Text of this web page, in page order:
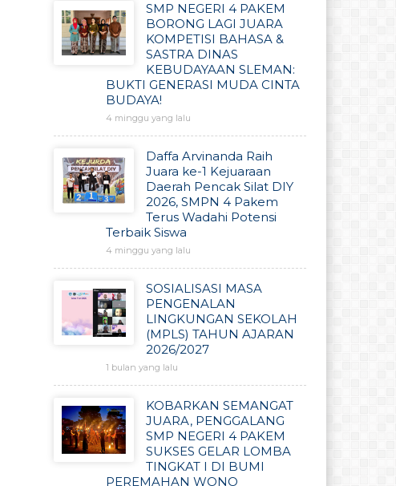
SMP NEGERI 4 PAKEM
BORONG LAGI JUARA
KOMPETISI BAHASA &
SASTRA DINAS
KEBUDAYAAN SLEMAN:
BUKTI GENERASI MUDA CINTA
BUDAYA!
4 minggu yang lalu
Daffa Arvinanda Raih
Juara ke-1 Kejuaraan
Daerah Pencak Silat DIY
2026, SMPN 4 Pakem
Terus Wadahi Potensi
Terbaik Siswa
4 minggu yang lalu
SOSIALISASI MASA
PENGENALAN
LINGKUNGAN SEKOLAH
(MPLS) TAHUN AJARAN
2026/2027
1 bulan yang lalu
KOBARKAN SEMANGAT
JUARA, PENGGALANG
SMP NEGERI 4 PAKEM
SUKSES GELAR LOMBA
TINGKAT I DI BUMI
PEREMAHAN WONO